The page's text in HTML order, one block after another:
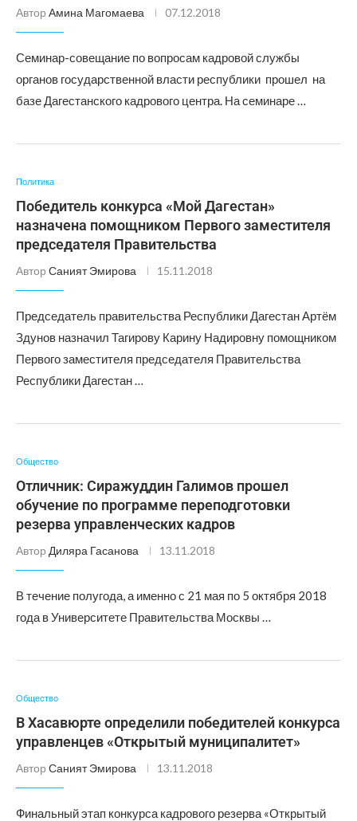
Автор Амина Магомаева 07.12.2018
Семинар-совещание по вопросам кадровой службы
органов государственной власти республики прошел на
базе Дагестанского кадрового центра. На семинаре …
Политика
Победитель конкурса «Мой Дагестан»
назначена помощником Первого заместителя
председателя Правительства
Автор Саният Эмирова 15.11.2018
Председатель правительства Республики Дагестан Артём
Здунов назначил Тагирову Карину Надировну помощником
Первого заместителя председателя Правительства
Республики Дагестан …
Общество
Отличник: Сиражуддин Галимов прошел
обучение по программе переподготовки
резерва управленческих кадров
Автор Диляра Гасанова 13.11.2018
В течение полугода, а именно с 21 мая по 5 октября 2018
года в Университете Правительства Москвы …
Общество
В Хасавюрте определили победителей конкурса
управленцев «Открытый муниципалитет»
Автор Саният Эмирова 13.11.2018
Финальный этап конкурса кадрового резерва «Открытый